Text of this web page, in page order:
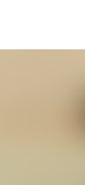
アクセス・